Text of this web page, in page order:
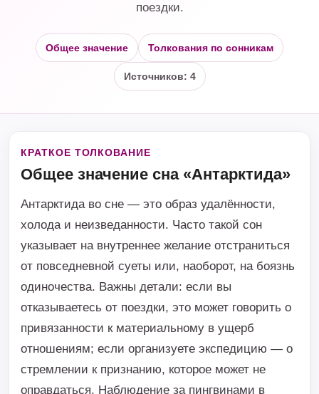
поездки.
Общее значение Толкования по сонникам
Источников: 4
КРАТКОЕ ТОЛКОВАНИЕ
Общее значение сна «Антарктида»
Антарктида во сне — это образ удалённости,
холода и неизведанности. Часто такой сон
указывает на внутреннее желание отстраниться
от повседневной суеты или, наоборот, на боязнь
одиночества. Важны детали: если вы
отказываетесь от поездки, это может говорить о
привязанности к материальному в ущерб
отношениям; если организуете экспедицию — о
стремлении к признанию, которое может не
оправдаться. Наблюдение за пингвинами в